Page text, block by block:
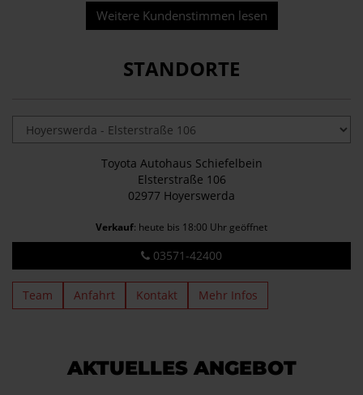
Weitere Kundenstimmen lesen
STANDORTE
Toyota Autohaus Schiefelbein
Elsterstraße 106
02977 Hoyerswerda
Verkauf: heute bis 18:00 Uhr geöffnet
03571-42400
Team Anfahrt Kontakt Mehr Infos
AKTUELLES ANGEBOT